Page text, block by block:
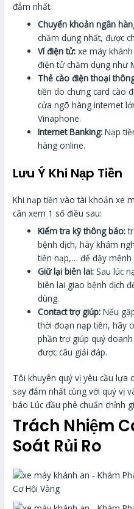
đắm nhất.
Chuyển khoản ngân
chăm dụng nhất, được
Ví điện tử: xe máy
điện tử chăm dụng như
Thẻ cào điện thoại
tiền do chưng card cào
cửa ngõ hàng internet
Vinaphone.
Internet Banking: Nạp
hàng online.
Lưu Ý Khi Nạp Tiền
Khi nạp tiền vào tài khoản xe
cân xem 1 số điều sau:
Kiểm tra kỹ thông báo:
bệnh dịch, hãy khám
tiền nạp,… để đậy
Giữ lại biên lai: Sau lúc
biên lai giao bệnh dịch
dùng.
Contact trợ giúp: Nếu
thời đoạn nạp tiền, hãy
phần trợ giúp quý
được câu giải đáp.
Tôi khuyên quý vị yêu cầu lựa
say đắm nhất cùng với quý vị
báo Lúc đầu phê chuẩn chỉnh
Trách Nhiệm
Soát Rủi Ro